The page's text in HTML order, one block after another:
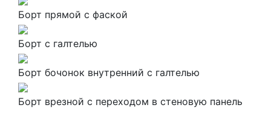
Борт прямой с фаской
Борт с галтелью
Борт бочонок внутренний с галтелью
Борт врезной с переходом в стеновую панель